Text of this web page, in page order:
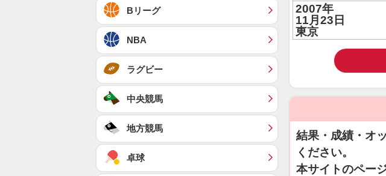
2007年
11月23日
東京
結果・成績・オ
ください。
本サイトのペー
Bリーグ
NBA
ラグビー
中央競馬
地方競馬
卓球